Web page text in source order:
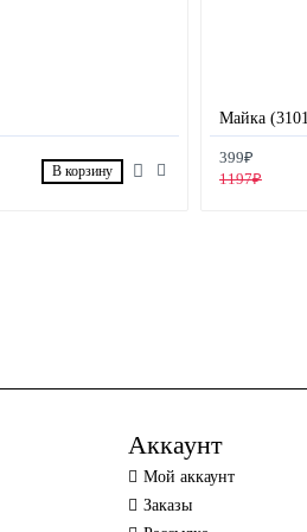
В корзину
Майка
399₽
1197₽
Аккаунт
Мой аккаунт
Заказы